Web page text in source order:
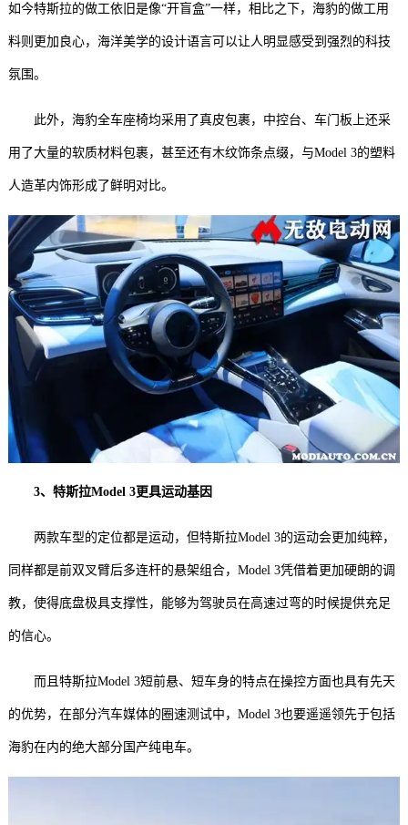
如今特斯拉的做工依旧是像“开盲盒”一样，相比之下，海豹的做工用
料则更加良心，海洋美学的设计语言可以让人明显感受到强烈的科技
氛围。
此外，海豹全车座椅均采用了真皮包裹，中控台、车门板上还采
用了大量的软质材料包裹，甚至还有木纹饰条点缀，与Model 3的塑料
人造革内饰形成了鲜明对比。
3、特斯拉Model 3更具运动基因
两款车型的定位都是运动，但特斯拉Model 3的运动会更加纯粹，
同样都是前双叉臂后多连杆的悬架组合，Model 3凭借着更加硬朗的调
教，使得底盘极具支撑性，能够为驾驶员在高速过弯的时候提供充足
的信心。
而且特斯拉Model 3短前悬、短车身的特点在操控方面也具有先天
的优势，在部分汽车媒体的圈速测试中，Model 3也要遥遥领先于包括
海豹在内的绝大部分国产纯电车。